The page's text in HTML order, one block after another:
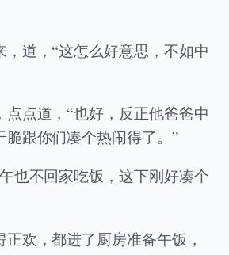
道，“这怎么好意思，不如中
点道，“也好，反正他爸爸中
跟你们凑个热闹得了。”
也不回家吃饭，这下刚好凑个
欢，都进了厨房准备午饭，